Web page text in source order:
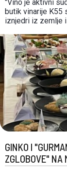
"Vino je aktivni
butik vinarije K55
iznjedri iz zemlje
među najstarijima
preko 100 …
GINKO I
ZGLOBOVE" NA